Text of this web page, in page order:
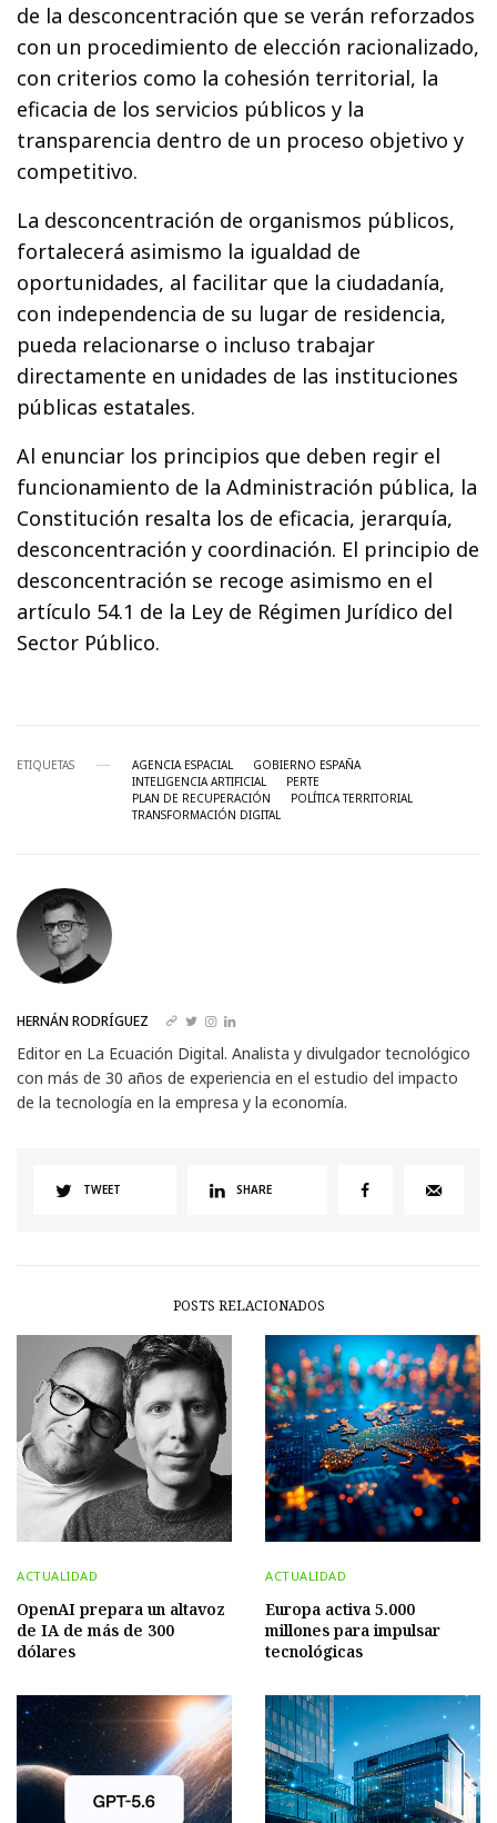
de la desconcentración que se verán reforzados
con un procedimiento de elección racionalizado,
con criterios como la cohesión territorial, la
eficacia de los servicios públicos y la
transparencia dentro de un proceso objetivo y
competitivo.
La desconcentración de organismos públicos,
fortalecerá asimismo la igualdad de
oportunidades, al facilitar que la ciudadanía,
con independencia de su lugar de residencia,
pueda relacionarse o incluso trabajar
directamente en unidades de las instituciones
públicas estatales.
Al enunciar los principios que deben regir el
funcionamiento de la Administración pública, la
Constitución resalta los de eficacia, jerarquía,
desconcentración y coordinación. El principio de
desconcentración se recoge asimismo en el
artículo 54.1 de la Ley de Régimen Jurídico del
Sector Público.
ETIQUETAS AGENCIA ESPACIAL
GOBIERNO ESPAÑA
INTELIGENCIA ARTIFICIAL
PERTE
PLAN DE RECUPERACIÓN
POLÍTICA TERRITORIAL
TRANSFORMACIÓN DIGITAL
HERNÁN RODRÍGUEZ
Editor en La Ecuación Digital. Analista y divulgador tecnológico
con más de 30 años de experiencia en el estudio del impacto
de la tecnología en la empresa y la economía.
TWEET SHARE
POSTS RELACIONADOS
ACTUALIDAD
OpenAI prepara un altavoz
de IA de más de 300
dólares
ACTUALIDAD
Europa activa 5.000
millones para impulsar
tecnológicas